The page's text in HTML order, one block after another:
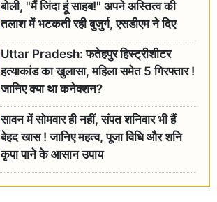
बोली, "मैं जिंदा हूं साहब!" अपने अस्तित्व की
तलाश में भटकती रही बुजुर्ग, एसडीएम ने दिए
जांच के आदेश
Uttar Pradesh: फतेहपुर हिस्ट्रीशीटर
हत्याकांड का खुलासा, महिला समेत 5 गिरफ्तार !
जानिए क्या था कनेक्शन?
सावन में सोमवार ही नहीं, संपत शनिवार भी हैं
बेहद खास ! जानिए महत्व, पूजा विधि और शनि
कृपा पाने के आसान उपाय